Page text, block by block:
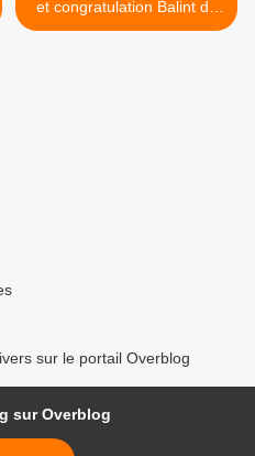
et congratulation Balint de
l'autre! >
sur le portail Overblog
sur Overblog